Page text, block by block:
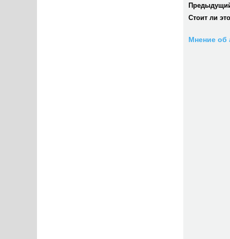
Стоит ли
Мнение об